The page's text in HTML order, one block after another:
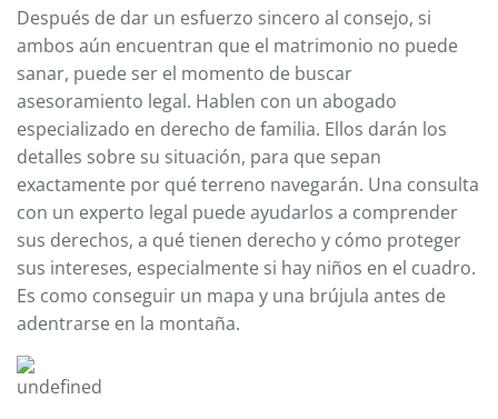
Después de dar un esfuerzo sincero al consejo, si
ambos aún encuentran que el matrimonio no puede
sanar, puede ser el momento de buscar
asesoramiento legal. Hablen con un abogado
especializado en derecho de familia. Ellos darán los
detalles sobre su situación, para que sepan
exactamente por qué terreno navegarán. Una consulta
con un experto legal puede ayudarlos a comprender
sus derechos, a qué tienen derecho y cómo proteger
sus intereses, especialmente si hay niños en el cuadro.
Es como conseguir un mapa y una brújula antes de
adentrarse en la montaña.
undefined